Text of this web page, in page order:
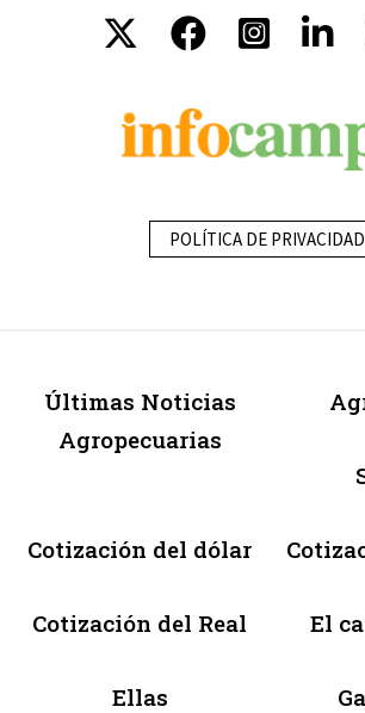
POLÍTICA DE PRIVACIDAD
Últimas Noticias
Agropecuarias
Cotización del dólar
Cotización del Real El
Ellas